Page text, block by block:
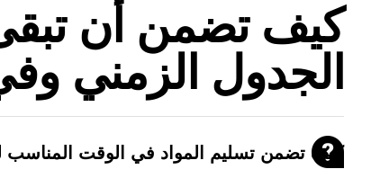
كيف تضمن أن
الجدول الزمني
كيف تضمن تسليم المواد في الوقت المناسب